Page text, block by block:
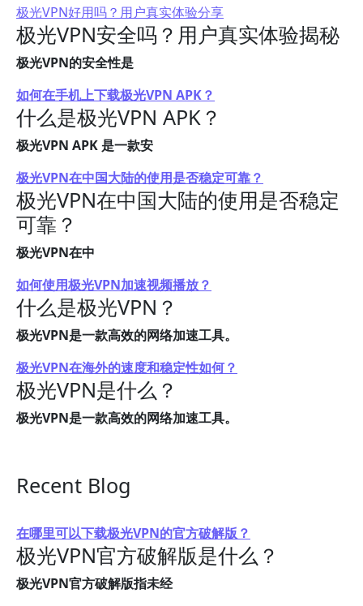
极光VPN好用吗？用户真实体验分享
极光VPN安全吗？用户真实体验揭秘
极光VPN的安全性是
如何在手机上下载极光VPN APK？
什么是极光VPN APK？
极光VPN APK 是一款安
极光VPN在中国大陆的使用是否稳定可靠？
极光VPN在中国大陆的使用是否稳定
可靠？
极光VPN在中
如何使用极光VPN加速视频播放？
什么是极光VPN？
极光VPN是一款高效的网络加速工具。
极光VPN在海外的速度和稳定性如何？
极光VPN是什么？
极光VPN是一款高效的网络加速工具。
Recent Blog
在哪里可以下载极光VPN的官方破解版？
极光VPN官方破解版是什么？
极光VPN官方破解版指未经